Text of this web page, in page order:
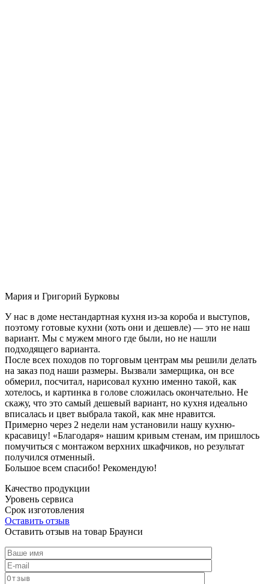
Мария и Григорий Бурковы
У нас в доме нестандартная кухня из-за короба и выступов,
поэтому готовые кухни (хоть они и дешевле) — это не наш
вариант. Мы с мужем много где были, но не нашли
подходящего варианта.
После всех походов по торговым центрам мы решили делать
на заказ под наши размеры. Вызвали замерщика, он все
обмерил, посчитал, нарисовал кухню именно такой, как
хотелось, и картинка в голове сложилась окончательно. Не
скажу, что это самый дешевый вариант, но кухня идеально
вписалась и цвет выбрала такой, как мне нравится.
Примерно через 2 недели нам установили нашу кухню-
красавицу! «Благодаря» нашим кривым стенам, им пришлось
помучиться с монтажом верхних шкафчиков, но результат
получился отменный.
Большое всем спасибо! Рекомендую!
Качество продукции
Уровень сервиса
Срок изготовления
Оставить отзыв
Оставить отзыв на товар Браунси